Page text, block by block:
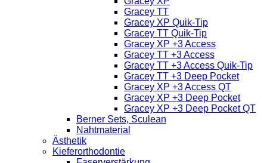
Gracey TT
Gracey XP Quik-Tip
Gracey TT Quik-Tip
Gracey XP +3 Access
Gracey TT +3 Access
Gracey TT +3 Access Quik-Tip
Gracey TT +3 Deep Pocket
Gracey XP +3 Access QT
Gracey XP +3 Deep Pocket
Gracey XP +3 Deep Pocket QT
Berner Sets, Sculean
Nahtmaterial
Ästhetik
Kieferorthodontie